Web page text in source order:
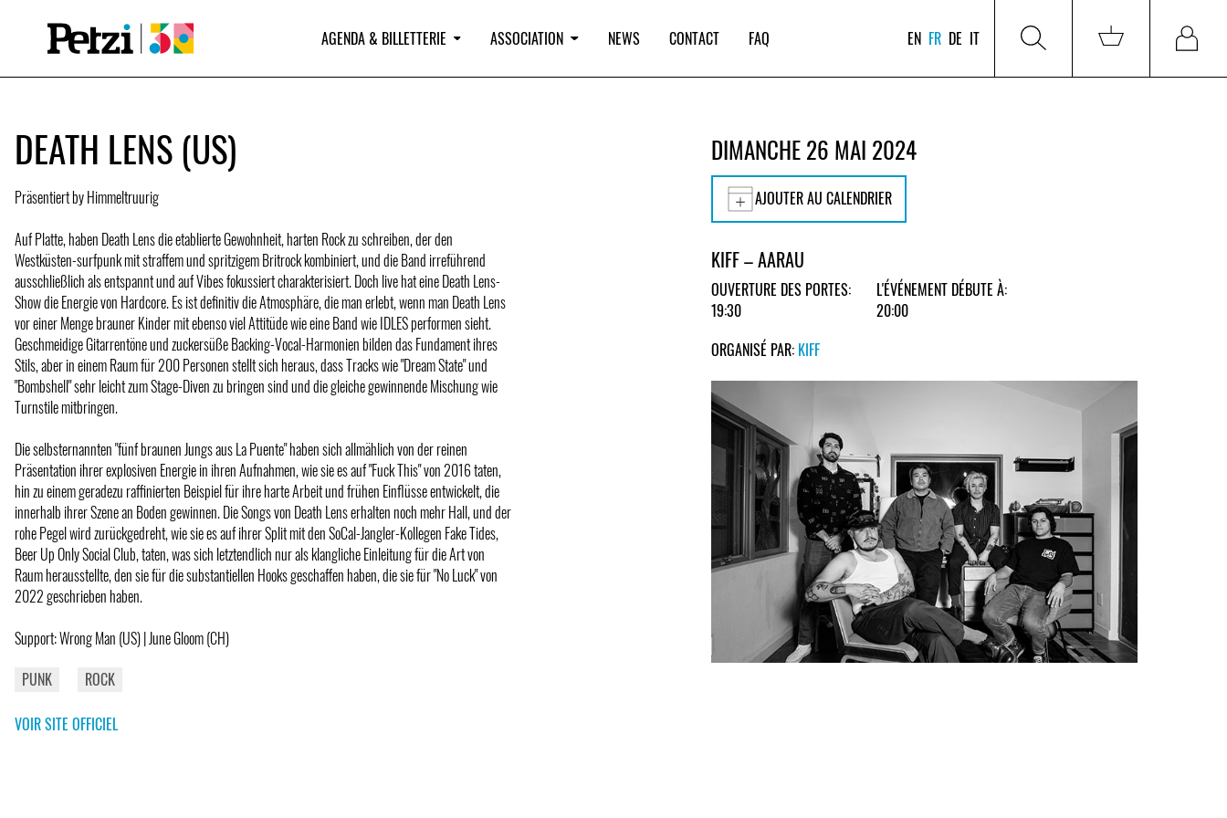
AGENDA & BILLETTERIE ASSOCIATION NEWS CONTACT FAQ EN FR DE IT
DEATH LENS (US)
Präsentiert by Himmeltruurig
Auf Platte, haben Death Lens die etablierte Gewohnheit, harten Rock zu schreiben, der den
Westküsten-surfpunk mit straffem und spritzigem Britrock kombiniert, und die Band irreführend
ausschließlich als entspannt und auf Vibes fokussiert charakterisiert. Doch live hat eine Death Lens-
Show die Energie von Hardcore. Es ist definitiv die Atmosphäre, die man erlebt, wenn man Death Lens
vor einer Menge brauner Kinder mit ebenso viel Attitüde wie eine Band wie IDLES performen sieht.
Geschmeidige Gitarrentöne und zuckersüße Backing-Vocal-Harmonien bilden das Fundament ihres
Stils, aber in einem Raum für 200 Personen stellt sich heraus, dass Tracks wie "Dream State" und
"Bombshell" sehr leicht zum Stage-Diven zu bringen sind und die gleiche gewinnende Mischung wie
Turnstile mitbringen.
Die selbsternannten "fünf braunen Jungs aus La Puente" haben sich allmählich von der reinen
Präsentation ihrer explosiven Energie in ihren Aufnahmen, wie sie es auf "Fuck This" von 2016 taten,
hin zu einem geradezu raffinierten Beispiel für ihre harte Arbeit und frühen Einflüsse entwickelt, die
innerhalb ihrer Szene an Boden gewinnen. Die Songs von Death Lens erhalten noch mehr Hall, und der
rohe Pegel wird zurückgedreht, wie sie es auf ihrer Split mit den SoCal-Jangler-Kollegen Fake Tides,
Beer Up Only Social Club, taten, was sich letztendlich nur als klangliche Einleitung für die Art von
Raum herausstellte, den sie für die substantiellen Hooks geschaffen haben, die sie für "No Luck" von
2022 geschrieben haben.
Support: Wrong Man (US) | June Gloom (CH)
PUNK
ROCK
VOIR SITE OFFICIEL
DIMANCHE 26 MAI 2024
AJOUTER AU CALENDRIER
KIFF – AARAU
OUVERTURE DES PORTES:
19:30
L'ÉVÉNEMENT DÉBUTE À:
20:00
ORGANISÉ PAR: KIFF